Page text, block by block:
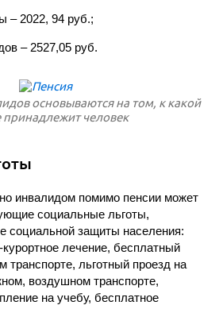
– 2022, 94 руб.;
– 2527,05 руб.
основываются на том, к какой
принадлежит человек
инвалидом помимо пенсии может
социальные льготы,
социальной защиты населения:
лечение, бесплатный
транспорте, льготный проезд на
воздушном транспорте,
на учебу, бесплатное